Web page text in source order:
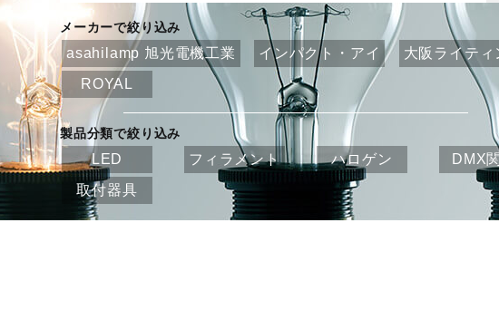
メーカーで絞り込み
asahilamp 旭光電機工業 インパクト・アイ
大阪ライティ
ROYAL
製品分類で絞り込み
LED フィラメント ハロゲン
DMX
取付器具